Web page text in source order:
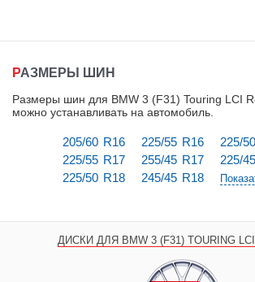
РАЗМЕРЫ ШИН
Размеры шин для BMW 3 (F31) Touring LCI
можно устанавливать на автомобиль
205/60 R16 225/55 R16
225/
225/55 R17
255/45 R17
225/
225/50 R18
245/45 R18
ДИСКИ ДЛЯ BMW 3 (F31) TOURING